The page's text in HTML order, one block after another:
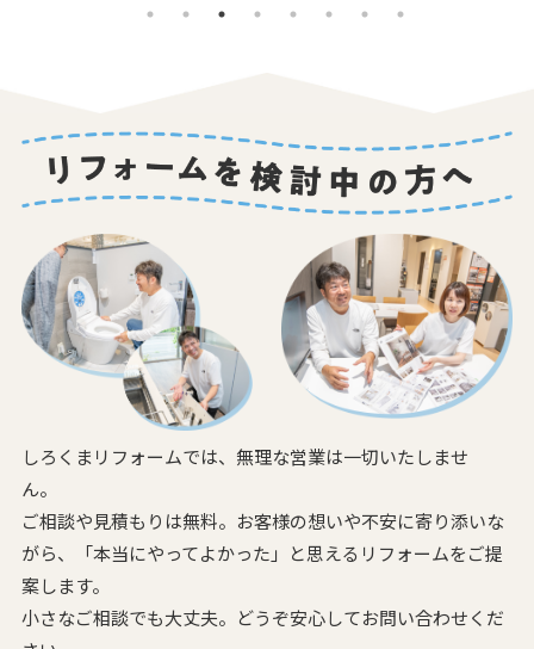
しろくまリフォームでは、無理な営業は一切いたしませ
ん。
ご相談や見積もりは無料。お客様の想いや不安に寄り添いな
がら、
「本当にやってよかった」と思えるリフォームをご提
案します。
小さなご相談でも大丈夫。どうぞ安心してお問い合わせくだ